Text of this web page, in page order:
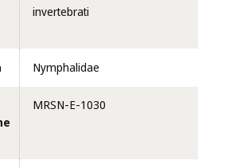
invertebrati
Nymphalidae
MRSN-E-1030